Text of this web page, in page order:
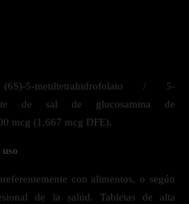
5-metiltetrahidrofolato / 5-
de sal de glucosamina de
mcg (1,667 mcg DFE).
con alimentos, o según
de la salud. Tabletas de alta